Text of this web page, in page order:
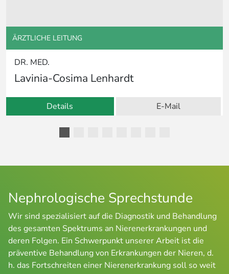
ÄRZTLICHE LEITUNG
DR. MED.
Lavinia-Cosima Lenhardt
Details E-Mail
Nephrologische Sprechstunde
Wir sind spezialisiert auf die Diagnostik und Behandlung
des gesamten Spektrums an Nierenerkrankungen und
deren Folgen. Ein Schwerpunkt unserer Arbeit ist die
präventive Behandlung von Erkrankungen der Nieren, d.
h. das Fortschreiten einer Nierenerkrankung soll so weit